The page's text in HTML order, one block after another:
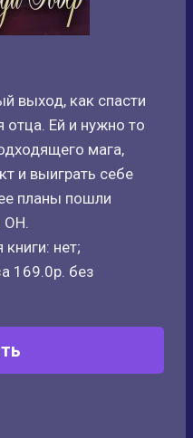
выход, как спасти
Ей и нужно то
мага,
и выиграть себе
планы пошли
ОН.
нет;
169.0р. без